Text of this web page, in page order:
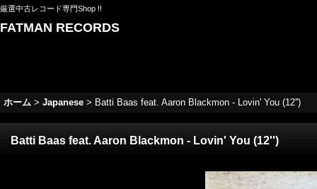
厳選中古レコード専門Shop !!
FATMAN RECORDS
ホーム > Japanese > Batti Baas feat. Aaron Blackmon - Lovin' You (12'')
Batti Baas feat. Aaron Blackmon - Lovin' You (12'')